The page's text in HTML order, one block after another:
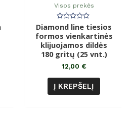
Visos prekės
Įvertinimas:
0
iš
5
Diamond line tiesios
formos vienkartinės
klijuojamos dildės
180 gritų (25 vnt.)
12,00 €
Į KREPŠELĮ